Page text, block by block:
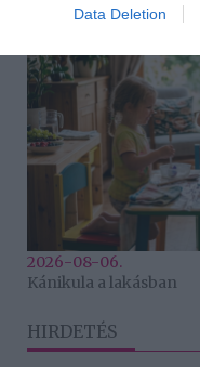
Data Deletion
2026-08-06.
Kánikula a lakásban
HIRDETÉS